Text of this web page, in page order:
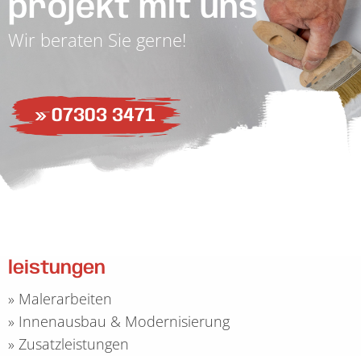
projekt mit uns
Wir beraten Sie gerne!
» 07303 3471
leistungen
» Malerarbeiten
» Innenausbau & Modernisierung
» Zusatzleistungen